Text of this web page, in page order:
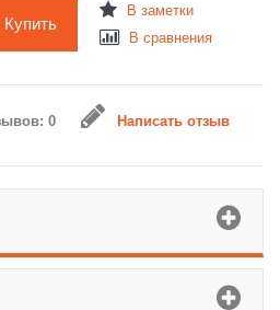
Купить
В заметки
В сравнения
0 Написать отзыв